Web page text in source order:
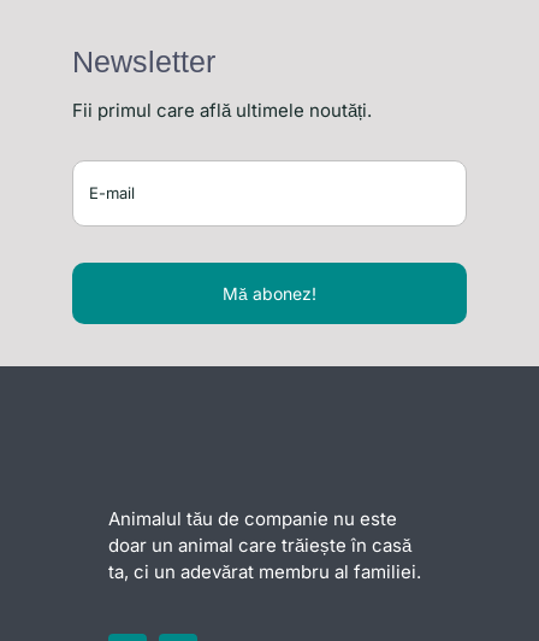
Newsletter
Fii primul care află ultimele noutăți.
Mă abonez!
Animalul tău de companie nu este
doar un animal care trăiește în casă
ta, ci un adevărat membru al familiei.